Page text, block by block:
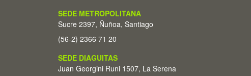
SEDE METROPOLITANA
Sucre 2397, Ñuñoa, Santiago
(56-2) 2366 71 20
SEDE DIAGUITAS
Juan Georgini Runi 1507, La Serena